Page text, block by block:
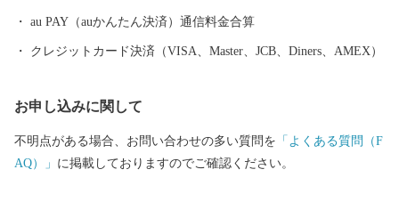
au PAY（auかんたん決済）通信料金合算
クレジットカード決済（VISA、Master、JCB、Diners、AMEX）
お申し込みに関して
不明点がある場合、お問い合わせの多い質問を 「よくある質問（F
AQ）」 に掲載しておりますのでご確認ください。